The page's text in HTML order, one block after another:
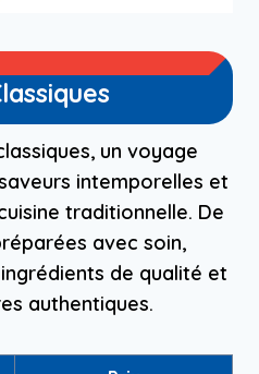
un voyage
intemporelles et
traditionnelle. De
avec soin,
de qualité et
authentiques.